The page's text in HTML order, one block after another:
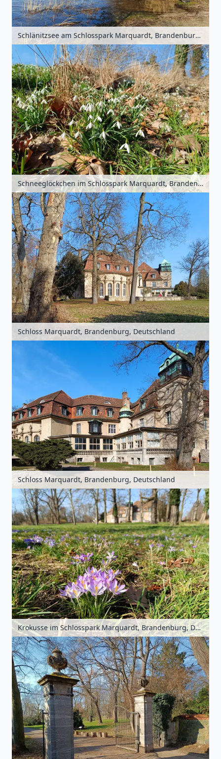
Schlänitzsee am Schlosspark Marquardt, Brandenburg, Deutschland
Schneeglöckchen im Schlosspark Marquardt, Brandenburg, Deutschland
Schloss Marquardt, Brandenburg, Deutschland
Schloss Marquardt, Brandenburg, Deutschland
Krokusse im Schlosspark Marquardt, Brandenburg, Deutschland